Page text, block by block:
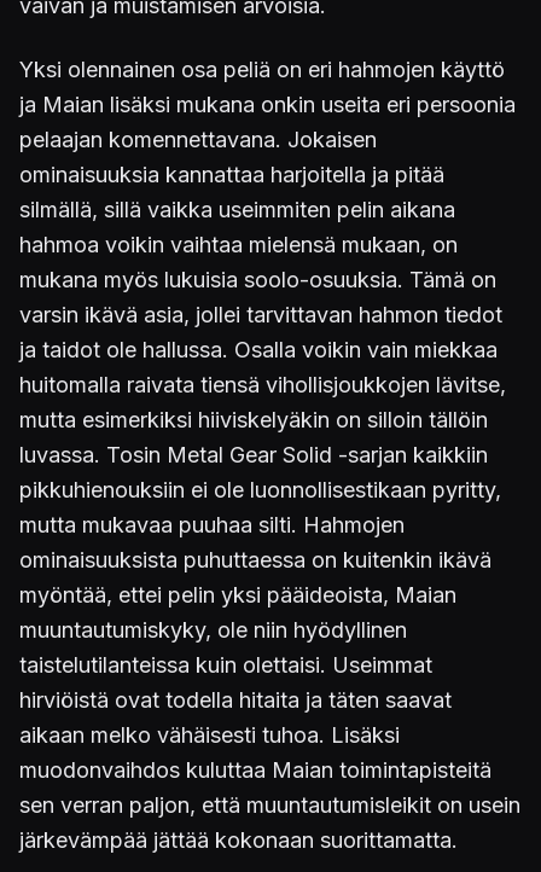
Yksi olennainen osa peliä on eri hahmojen käyttö
ja Maian lisäksi mukana onkin useita eri persoonia
pelaajan komennettavana. Jokaisen
ominaisuuksia kannattaa harjoitella ja pitää
silmällä, sillä vaikka useimmiten pelin aikana
hahmoa voikin vaihtaa mielensä mukaan, on
mukana myös lukuisia soolo-osuuksia. Tämä on
varsin ikävä asia, jollei tarvittavan hahmon tiedot
ja taidot ole hallussa. Osalla voikin vain miekkaa
huitomalla raivata tiensä vihollisjoukkojen lävitse,
mutta esimerkiksi hiiviskelyäkin on silloin tällöin
luvassa. Tosin Metal Gear Solid -sarjan kaikkiin
pikkuhienouksiin ei ole luonnollisestikaan pyritty,
mutta mukavaa puuhaa silti. Hahmojen
ominaisuuksista puhuttaessa on kuitenkin ikävä
myöntää, ettei pelin yksi pääideoista, Maian
muuntautumiskyky, ole niin hyödyllinen
taistelutilanteissa kuin olettaisi. Useimmat
hirviöistä ovat todella hitaita ja täten saavat
aikaan melko vähäisesti tuhoa. Lisäksi
muodonvaihdos kuluttaa Maian toimintapisteitä
sen verran paljon, että muuntautumisleikit on usein
järkevämpää jättää kokonaan suorittamatta.